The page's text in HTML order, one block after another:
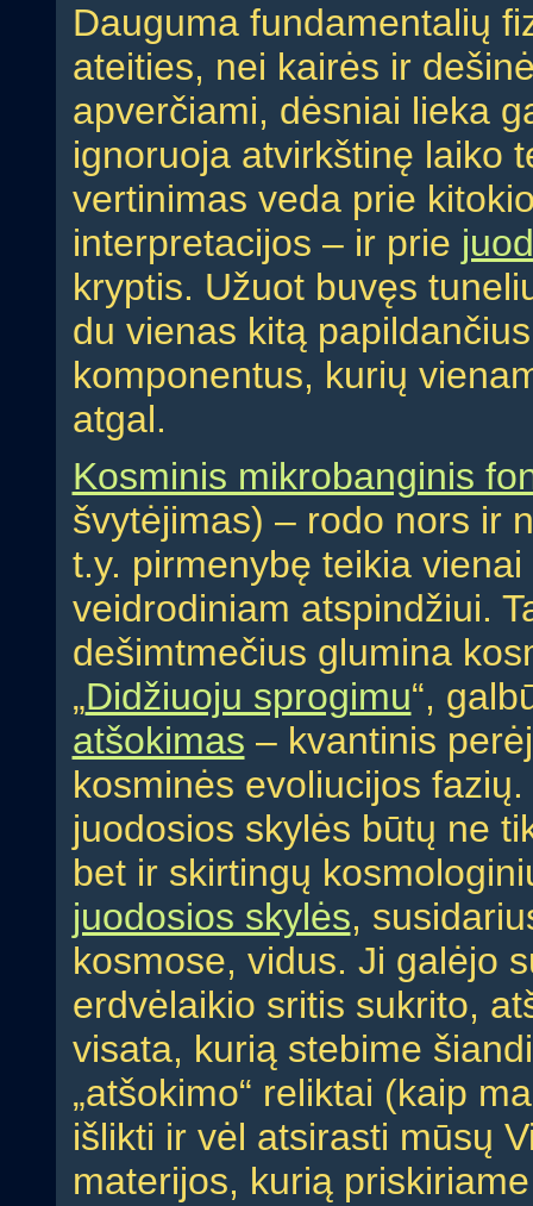
Dauguma fundamentalių
ateities, nei kairės ir
apverčiami, dėsniai lieka
ignoruoja atvirkštinę laiko
vertinimas veda prie
interpretacijos – ir prie
kryptis. Užuot buvęs
du vienas kitą
komponentus, kurių
atgal.
Kosminis mikrobanginis
švytėjimas) – rodo nors ir
t.y. pirmenybę teikia
veidrodiniam atspindžiui.
dešimtmečius glumina
„Didžiuoju sprogimu“,
atšokimas – kvantinis
kosminės evoliucijos
juodosios skylės būtų ne
bet ir skirtingų
juodosios skylės,
kosmose, vidus. Ji galėjo
erdvėlaikio sritis sukrito,
visata, kurią stebime
„atšokimo“ reliktai (kaip
išlikti ir vėl atsirasti mūsų
materijos, kurią